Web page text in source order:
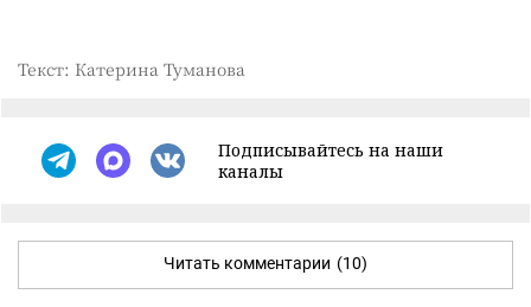
Текст: Катерина Туманова
Подписывайтесь на наши
каналы
Читать комментарии (10)